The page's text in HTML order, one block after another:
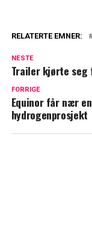
RELATERTE EMNER:
NESTE
Trailer kjørte seg
FORRIGE
Equinor får nær
hydrogenprosjekt